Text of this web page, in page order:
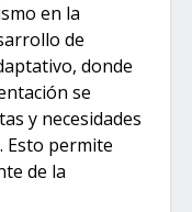
en la
de
donde
se
y necesidades
Esto permite
de la